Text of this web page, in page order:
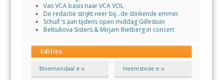
Van VCA basis naar VCA VOL
De redactie strijkt neer bij…de stinkende emmer
Schuif ’s aan tijdens open middag Gillestuin
Beltiukova Sisters & Mirjam Rietberg in concert
Edities
Bloemendaal e.o. Heemstede e.o.